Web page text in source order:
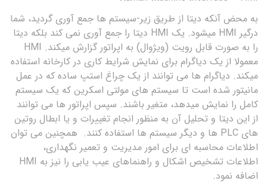
به محض آنکه دیتا از طریق زیر-سیستم ها جمع آوری گردید، شما
درگیر HMI میشود. یک HMI دیتا را جمع آوری نمی کند بلکه دیتا
را به صورت قابل رویت (ویژوال) به اپراتور گزارش میکند. HMI
معمولا از یک دیاگرام برای نمایش شرایط کاری در کارخانه استفاده
میکند. دیاگرام ها می توانند از یک چراغ استپ ساده که در عمل
مانیتور شده است تا سیستم های مولتی اسکرین که یک سیستم
کامل را نمایش میدهد، متغیر باشند. سپس اپراتور ها می توانند
از این دیتا و تحلیل آن به منظور انجام تغییرات و یا ابطال روتین
های PLC ها و دیگر سیستم ها استفاده کنند. همچنین می توان
اطلاعات محاسبه ای برای امور مدیریت و تعمیر نگهداری،
اطلاعات تشخیص اشکال و راهنماهای عیب یابی را نیز به HMI
اضافه نمود.